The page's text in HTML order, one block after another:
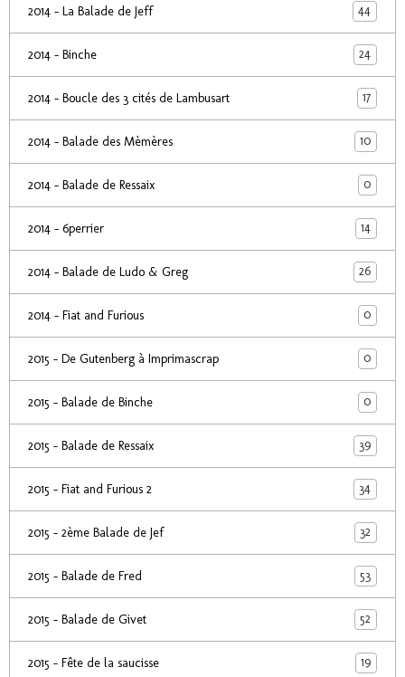
2014 - La Balade de Jeff 44
2014 - Binche 24
2014 - Boucle des 3 cités de Lambusart 17
2014 - Balade des Mèmères 10
2014 - Balade de Ressaix 0
2014 - 6perrier 14
2014 - Balade de Ludo & Greg 26
2014 - Fiat and Furious 0
2015 - De Gutenberg à Imprimascrap 0
2015 - Balade de Binche 0
2015 - Balade de Ressaix 39
2015 - Fiat and Furious 2 34
2015 - 2ème Balade de Jef 32
2015 - Balade de Fred 53
2015 - Balade de Givet 52
2015 - Fête de la saucisse 19